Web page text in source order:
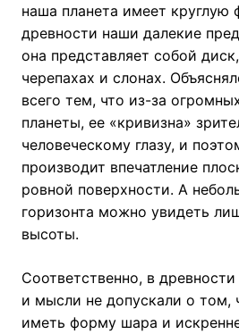
наша планета имеет круглую
древности наши далекие
она представляет собой
черепахах и слонах.
всего тем, что из-за
планеты, ее «кривизна»
человеческому глазу, и
производит впечатление
ровной поверхности. А
горизонта можно увидеть
высоты.
Соответственно, в
и мысли не допускали о том,
иметь форму шара и